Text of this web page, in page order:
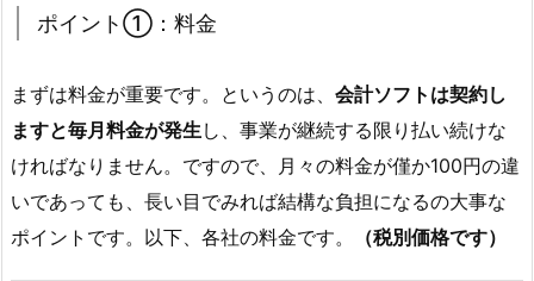
ポイント①：料金
まずは料金が重要です。というのは、 会計ソフトは契約し
ますと毎月料金が発生 し、事業が継続する限り払い続けな
ければなりません。ですので、月々の料金が僅か100円の違
いであっても、長い目でみれば結構な負担になるの大事な
ポイントです。以下、各社の料金です。
（税別価格です）